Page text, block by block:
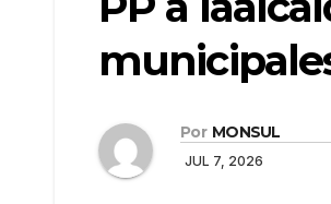
Por MONSUL
JUL 7, 2026